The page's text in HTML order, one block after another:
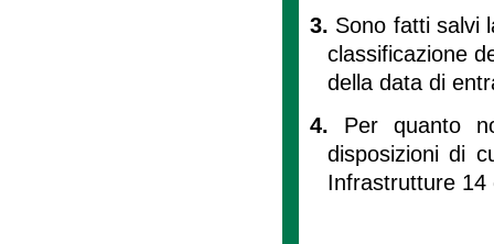
3. Sono fatti salvi
classificazione
della data di
4. Per quanto
disposizioni di
Infrastrutture 14